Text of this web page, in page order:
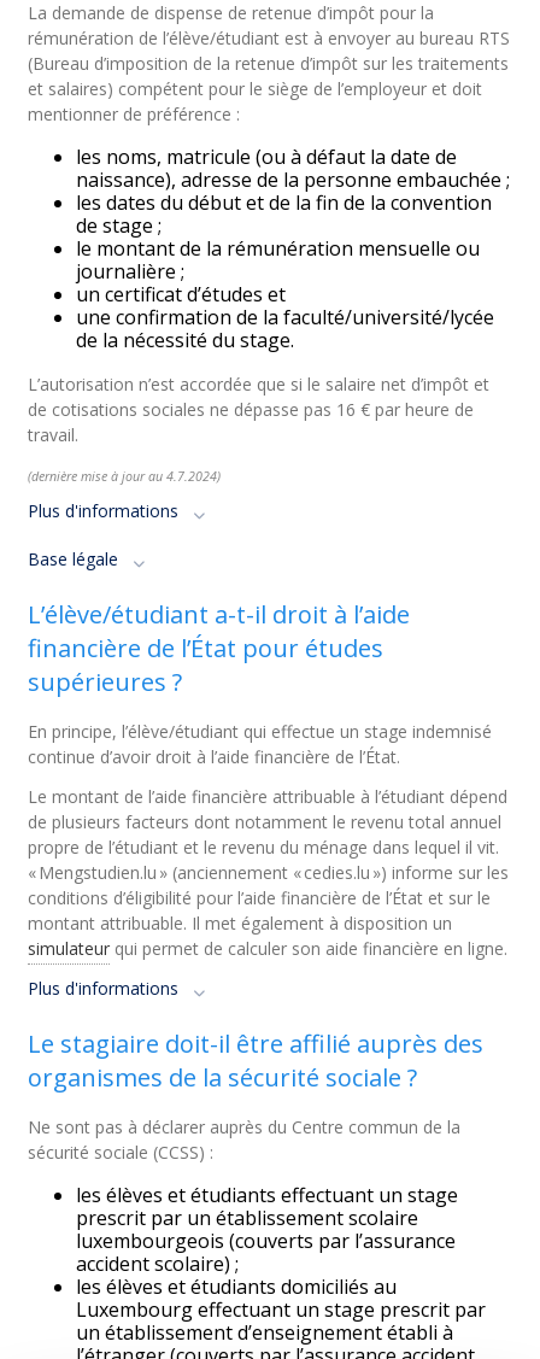
La demande de dispense de retenue d’impôt pour la
rémunération de l’élève/étudiant est à envoyer au bureau RTS
(Bureau d’imposition de la retenue d’impôt sur les traitements
et salaires) compétent pour le siège de l’employeur et doit
mentionner de préférence :
les noms, matricule (ou à défaut la date de
naissance), adresse de la personne embauchée ;
les dates du début et de la fin de la convention
de stage ;
le montant de la rémunération mensuelle ou
journalière ;
un certificat d’études et
une confirmation de la faculté/université/lycée
de la nécessité du stage.
L’autorisation n’est accordée que si le salaire net d’impôt et
de cotisations sociales ne dépasse pas 16 € par heure de
travail.
(dernière mise à jour au 4.7.2024)
Plus d'informations
Base légale
L’élève/étudiant a-t-il droit à l’aide
financière de l’État pour études
supérieures ?
En principe, l’élève/étudiant qui effectue un stage indemnisé
continue d’avoir droit à l’aide financière de l’État.
Le montant de l’aide financière attribuable à l’étudiant dépend
de plusieurs facteurs dont notamment le revenu total annuel
propre de l’étudiant et le revenu du ménage dans lequel il vit.
« Mengstudien.lu » (anciennement « cedies.lu ») informe sur les
conditions d’éligibilité pour l’aide financière de l’État et sur le
montant attribuable. Il met également à disposition un
simulateur qui permet de calculer son aide financière en ligne.
Plus d'informations
Le stagiaire doit-il être affilié auprès des
organismes de la sécurité sociale ?
Ne sont pas à déclarer auprès du Centre commun de la
sécurité sociale (CCSS) :
les élèves et étudiants effectuant un stage
prescrit par un établissement scolaire
luxembourgeois (couverts par l’assurance
accident scolaire) ;
les élèves et étudiants domiciliés au
Luxembourg effectuant un stage prescrit par
un établissement d’enseignement établi à